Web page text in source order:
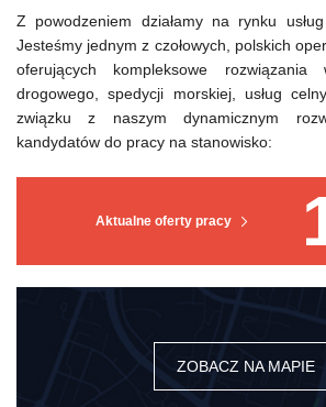
Aktualne oferty pracy
ZOBACZ NA MAPIE
Z powodzeniem działamy na rynku
Jesteśmy jednym z czołowych, polskich
oferujących kompleksowe
drogowego, spedycji morskiej, usług
związku z naszym dynamicznym
kandydatów do pracy na stanowisko: